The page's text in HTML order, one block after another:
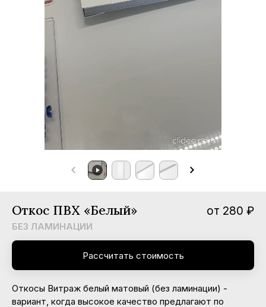
Откос ПВХ «Белый»
БЕЗ ЛАМИНАЦИИ
от 280 ₽
Рассчитать стоимость
Откосы Витраж белый матовый (без ламинации) -
вариант, когда высокое качество предлагают по